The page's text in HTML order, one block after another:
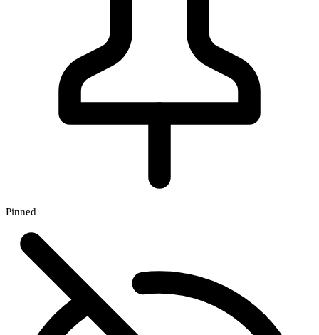
Pinned